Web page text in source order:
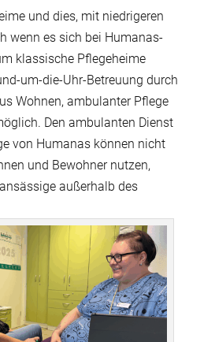
und dies, mit niedrigeren
wenn es sich bei Humanas-
klassische Pflegeheime
um-die-Uhr-Betreuung durch
Wohnen, ambulanter Pflege
Den ambulanten Dienst
von Humanas können nicht
und Bewohner nutzen,
außerhalb des